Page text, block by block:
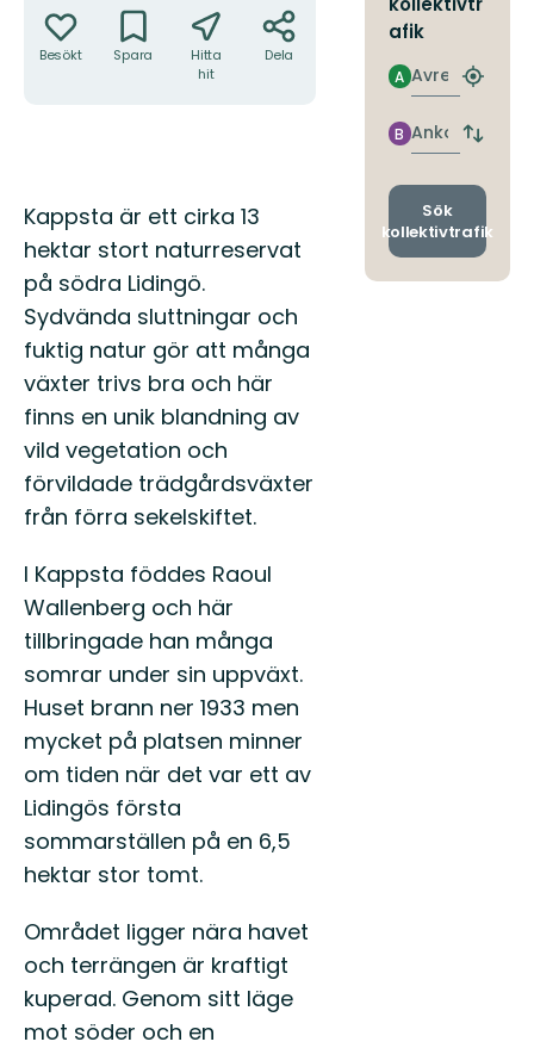
Besökt Spara
Hitta
hit
Dela
Beskrivning
Kappsta är ett cirka 13
hektar stort naturreservat
på södra Lidingö.
Sydvända sluttningar och
fuktig natur gör att många
växter trivs bra och här
finns en unik blandning av
vild vegetation och
förvildade trädgårdsväxter
från förra sekelskiftet.
I Kappsta föddes Raoul
Wallenberg och här
tillbringade han många
somrar under sin uppväxt.
Huset brann ner 1933 men
mycket på platsen minner
om tiden när det var ett av
Lidingös första
sommarställen på en 6,5
hektar stor tomt.
Området ligger nära havet
och terrängen är kraftigt
kuperad. Genom sitt läge
mot söder och en
afik
Avresa
A
Hitta
Ankomst
B
Byt
och
Sök
kollektivtrafik